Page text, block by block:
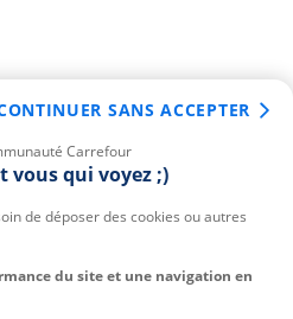
Carrefour
vous qui voyez ;)
de déposer des cookies ou autres
du site et une navigation en
SANS ACCEPTER